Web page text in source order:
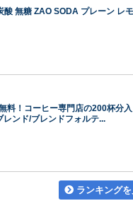
無糖 ZAO SODA プレーン レ
料！コーヒー専門店の200杯分
ンド/ブレンドフォルテ...
ランキング